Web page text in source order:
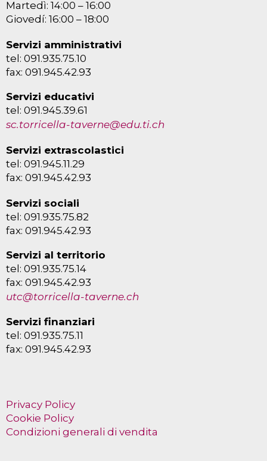
Martedì: 14:00 – 16:00
Giovedí: 16:00 – 18:00
Servizi amministrativi
tel: 091.935.75.10
fax: 091.945.42.93
Servizi educativi
tel: 091.945.39.61
sc.torricella-taverne@edu.ti.ch
Servizi extrascolastici
tel: 091.945.11.29
fax: 091.945.42.93
Servizi sociali
tel: 091.935.75.82
fax: 091.945.42.93
Servizi al territorio
tel: 091.935.75.14
fax: 091.945.42.93
utc@torricella-taverne.ch
Servizi finanziari
tel: 091.935.75.11
fax: 091.945.42.93
Privacy Policy
Cookie Policy
Condizioni generali di vendita